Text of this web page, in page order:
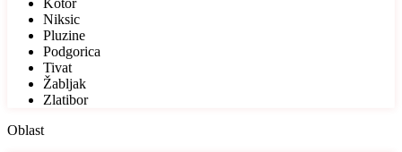
Kotor
Niksic
Pluzine
Podgorica
Tivat
Žabljak
Zlatibor
Oblast